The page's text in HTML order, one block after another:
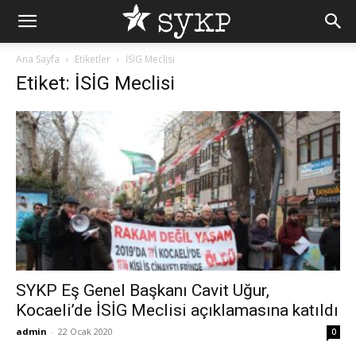
Ana Sayfa Etiketler İSİG Meclisi
Etiket: İSİG Meclisi
SYKP Eş Genel Başkanı Cavit Uğur,
Kocaeli’de İSİG Meclisi açıklamasına katıldı
admin - 22 Ocak 2020 0